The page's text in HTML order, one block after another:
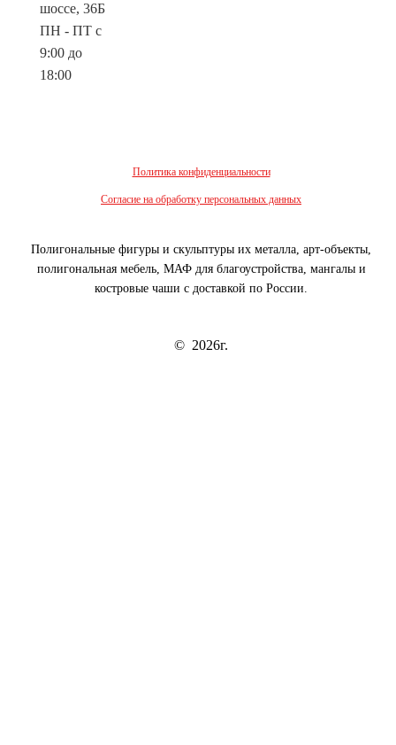
шоссе, 36Б
ПН - ПТ с
9:00 до
18:00
Политика конфиденциальности
Согласие на обработку персональных данных
Полигональные фигуры и скульптуры их металла, арт-объекты,
полигональная мебель, МАФ для благоустройства, мангалы и
костровые чаши с доставкой по России.
© 2026г.